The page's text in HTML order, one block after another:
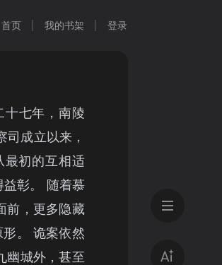
首页 我的书架 登录
十七年，南陵
成立以来，
最初的互相适
益彰。 随着慕
前，更多隐藏
形。 诡案依然
幽城外，甚至